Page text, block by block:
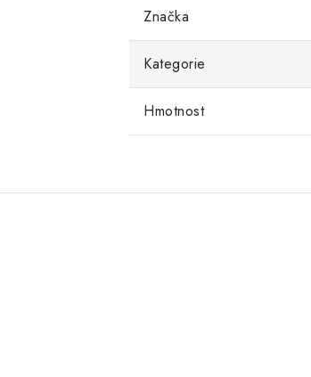
Značka
Kategorie
Hmotnost